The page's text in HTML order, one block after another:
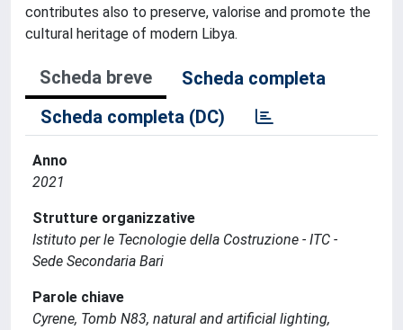
contributes also to preserve, valorise and promote the
cultural heritage of modern Libya.
Scheda breve
Scheda completa
Scheda completa (DC)
Anno
2021
Strutture organizzative
Istituto per le Tecnologie della Costruzione - ITC -
Sede Secondaria Bari
Parole chiave
Cyrene, Tomb N83, natural and artificial lighting,